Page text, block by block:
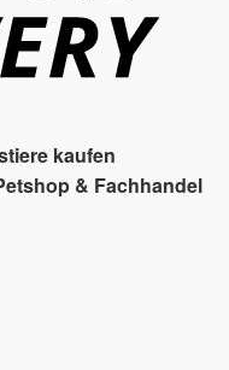
kaufen
& Fachhandel